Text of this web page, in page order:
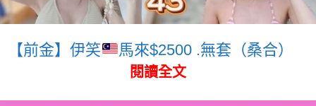
【前金】伊笑 馬來$2500 .無套（桑合）
閱讀全文